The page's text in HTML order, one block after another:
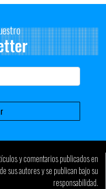
y comentarios publicados en
sus autores y se publican bajo su
responsabilidad.